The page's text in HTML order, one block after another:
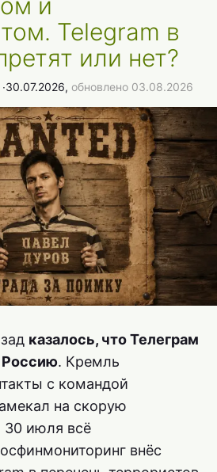
Telegram в
или нет?
∙30.07.2026, обновлено 03.08.2026
казалось, что Телеграм
Россию. Кремль
с командой
на скорую
30 июля всё
внёс